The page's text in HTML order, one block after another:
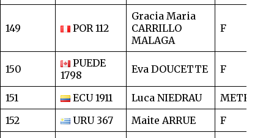
149 POR 112
Gracia Maria
CARRILLO
MALAGA
F
150
PUEDE
1798
Eva DOUCETTE F
151 ECU 1911 Luca NIEDRAU METRO
152
URU 367 Maite ARRUE F